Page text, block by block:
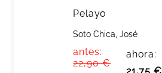
Pelayo
Soto Chica, José
antes:
22,90 €
ahora: